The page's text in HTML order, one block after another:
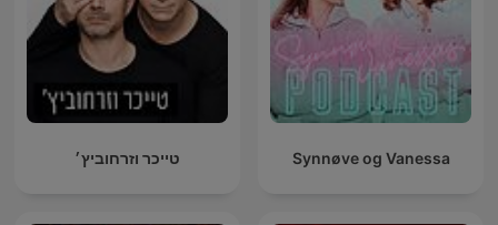
טייכר וזרחוביץ׳ Synnøve og Vanessa